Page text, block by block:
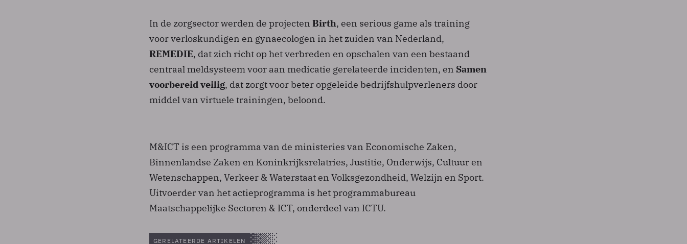
In de zorgsector werden de projecten Birth, een serious game als training
voor verloskundigen en gynaecologen in het zuiden van Nederland,
REMEDIE, dat zich richt op het verbreden en opschalen van een bestaand
centraal meldsysteem voor aan medicatie gerelateerde incidenten, en Samen
voorbereid veilig, dat zorgt voor beter opgeleide bedrijfshulpverleners door
middel van virtuele trainingen, beloond.
M&ICT is een programma van de ministeries van Economische Zaken,
Binnenlandse Zaken en Koninkrijksrelatries, Justitie, Onderwijs, Cultuur en
Wetenschappen, Verkeer & Waterstaat en Volksgezondheid, Welzijn en Sport.
Uitvoerder van het actieprogramma is het programmabureau
Maatschappelijke Sectoren & ICT, onderdeel van ICTU.
GERELATEERDE ARTIKELEN